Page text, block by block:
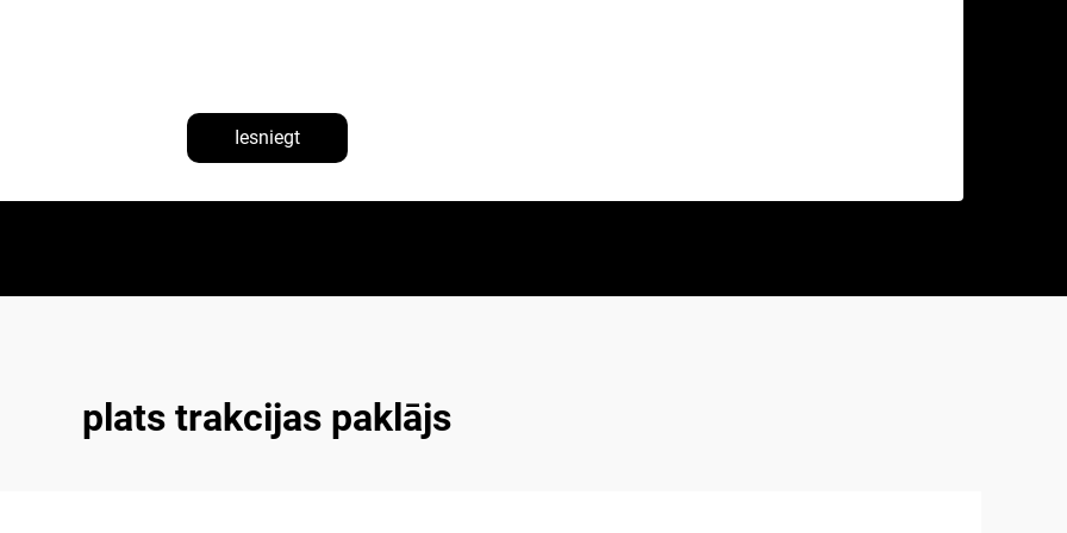
Iesniegt
plats trakcijas paklājs